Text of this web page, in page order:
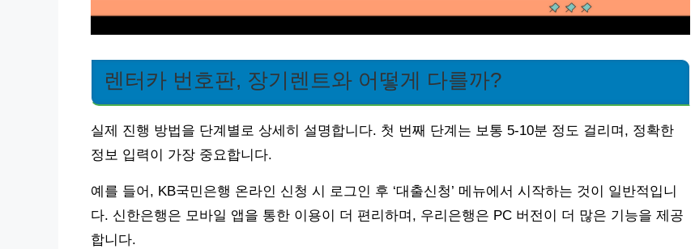
렌터카 번호판, 장기렌트와 어떻게 다를까?
실제 진행 방법을 단계별로 상세히 설명합니다. 첫 번째 단계는 보통 5-10분 정도 걸리며, 정확한
정보 입력이 가장 중요합니다.
예를 들어, KB국민은행 온라인 신청 시 로그인 후 ‘대출신청’ 메뉴에서 시작하는 것이 일반적입니
다. 신한은행은 모바일 앱을 통한 이용이 더 편리하며, 우리은행은 PC 버전이 더 많은 기능을 제공
합니다.